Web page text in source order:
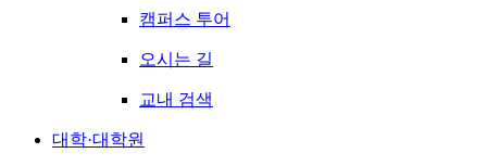
캠퍼스 투어
오시는 길
교내 검색
대학·대학원